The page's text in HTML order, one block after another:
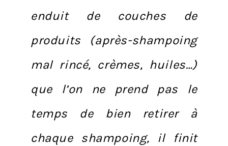
enduit de couches de
produits (après-shampoing
mal rincé, crèmes, huiles…)
que l’on ne prend pas le
temps de bien retirer à
chaque shampoing, il finit